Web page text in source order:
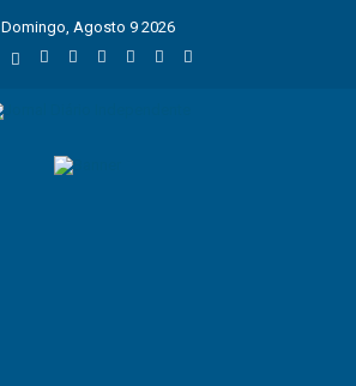
Domingo, Agosto 9 2026